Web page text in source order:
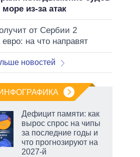
из-за атак
от Сербии 2
на что направят
новостей
Дефицит памяти: как
вырос спрос на чипы
за последние годы и
что прогнозируют на
2027-й